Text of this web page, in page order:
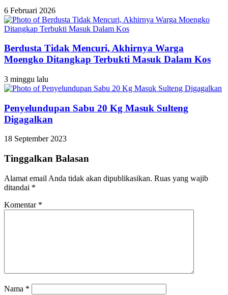
6 Februari 2026
Berdusta Tidak Mencuri, Akhirnya Warga
Moengko Ditangkap Terbukti Masuk Dalam Kos
3 minggu lalu
Penyelundupan Sabu 20 Kg Masuk Sulteng
Digagalkan
18 September 2023
Tinggalkan Balasan
Alamat email Anda tidak akan dipublikasikan. Ruas yang wajib
ditandai *
Komentar *
Nama *